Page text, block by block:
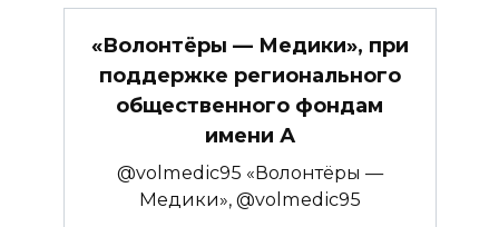
«Волонтёры — Медики», при
поддержке регионального
общественного фондам
имени А
@volmedic95 «Волонтёры —
Медики», @volmedic95